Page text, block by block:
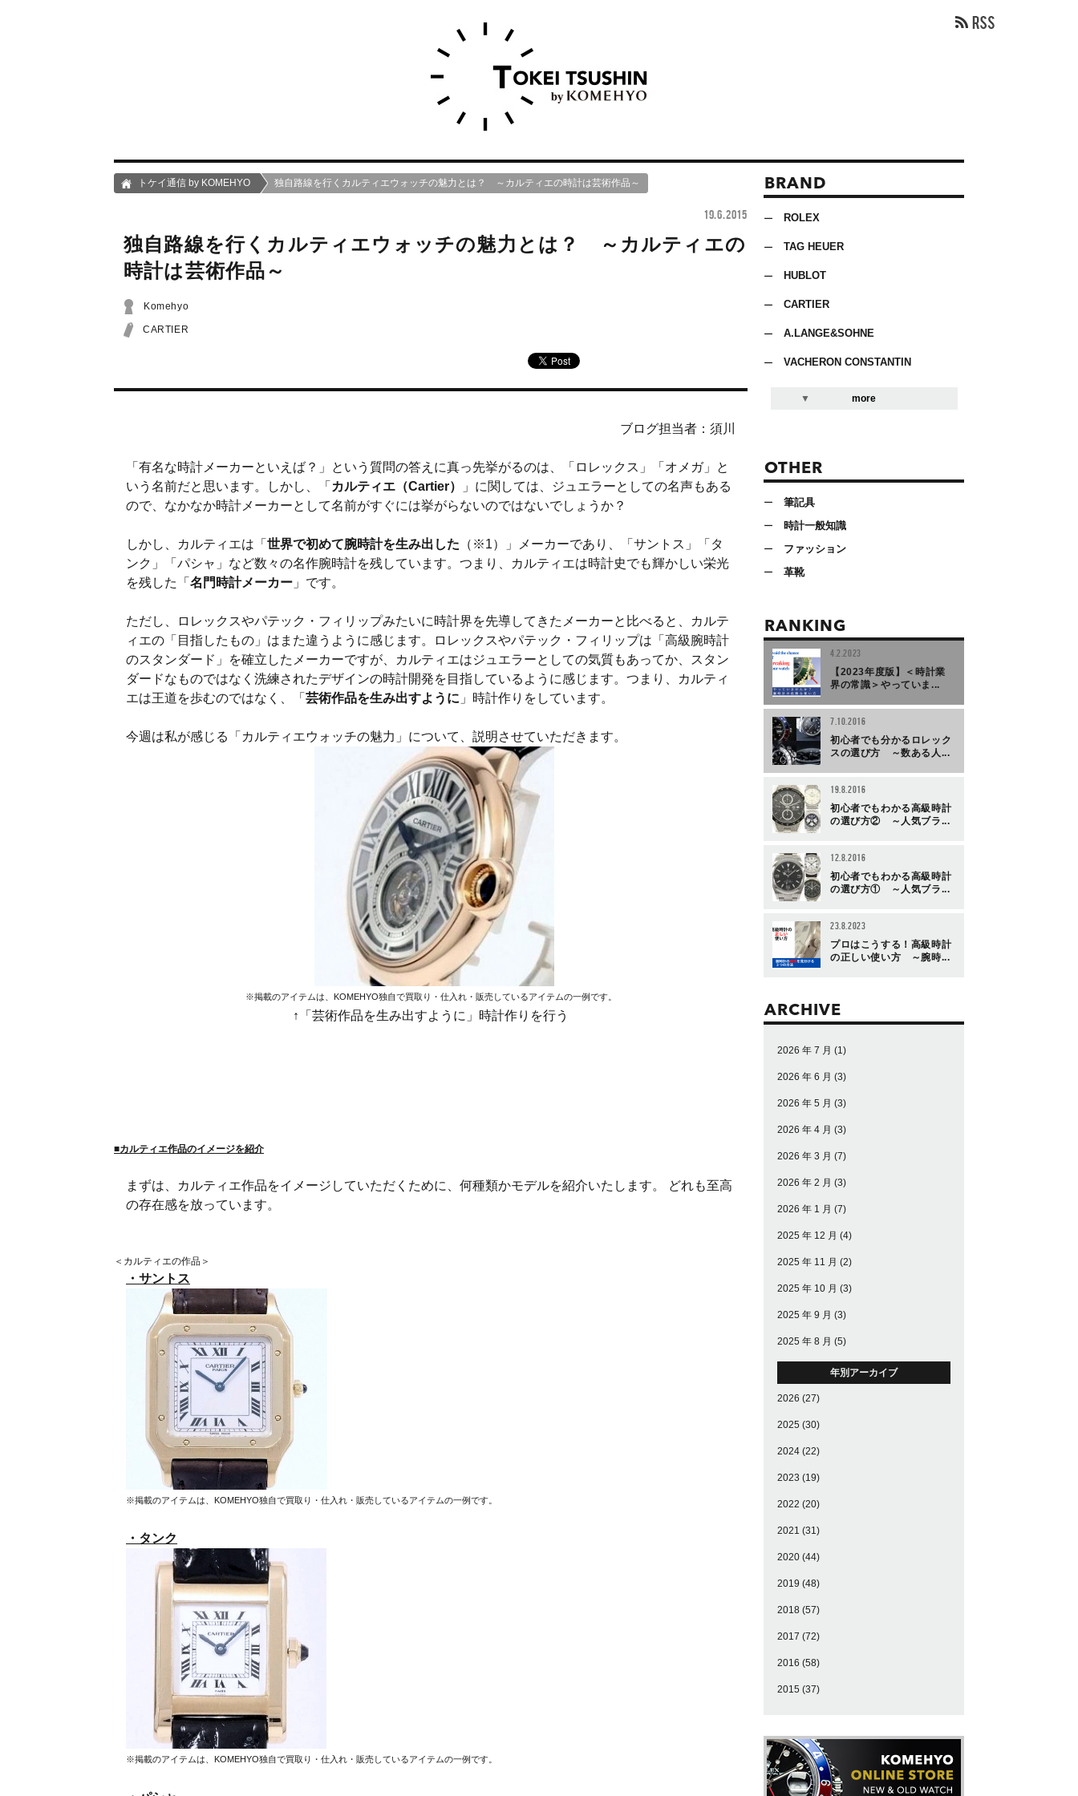
トケイ通信 by KOMEHYO 独自路線を行くカルティエウォッチの魅力とは？ ～カルティエの時計は芸術作品～
19.6.2015
独自路線を行くカルティエウォッチの魅力とは？ ～カルティエの
時計は芸術作品～
Komehyo
CARTIER
ブログ担当者：須川
「有名な時計メーカーといえば？」という質問の答えに真っ先挙がるのは、「ロレックス」「オメガ」と
いう名前だと思います。しかし、「 カルティエ（Cartier）
」に関しては、ジュエラーとしての名声もある
ので、なかなか時計メーカーとして名前がすぐには挙がらないのではないでしょうか？
しかし、カルティエは「 世界で初めて腕時計を生み出した （※1）」メーカーであり、「サントス」「タ
ンク」「パシャ」など数々の名作腕時計を残しています。つまり、カルティエは時計史でも輝かしい栄光
を残した「 名門時計メーカー 」です。
ただし、ロレックスやパテック・フィリップみたいに時計界を先導してきたメーカーと比べると、カルテ
ィエの「目指したもの」はまた違うように感じます。ロレックスやパテック・フィリップは「高級腕時計
のスタンダード」を確立したメーカーですが、カルティエはジュエラーとしての気質もあってか、スタン
ダードなものではなく洗練されたデザインの時計開発を目指しているように感じます。つまり、カルティ
エは王道を歩むのではなく、「 芸術作品を生み出すように 」時計作りをしています。
今週は私が感じる「カルティエウォッチの魅力」について、説明させていただきます。
※掲載のアイテムは、KOMEHYO独自で買取り・仕入れ・販売しているアイテムの一例です。
↑「芸術作品を生み出すように」時計作りを行う
■カルティエ作品のイメージを紹介
まずは、カルティエ作品をイメージしていただくために、何種類かモデルを紹介いたします。 どれも至高
の存在感を放っています。
＜カルティエの作品＞
・サントス
※掲載のアイテムは、KOMEHYO独自で買取り・仕入れ・販売しているアイテムの一例です。
・タンク
※掲載のアイテムは、KOMEHYO独自で買取り・仕入れ・販売しているアイテムの一例です。
BRAND
ROLEX
TAG HEUER
HUBLOT
CARTIER
A.LANGE&SOHNE
VACHERON CONSTANTIN
more
OTHER
筆記具
時計一般知識
ファッション
革靴
RANKING
4.2.2023
【2023年度版】＜時計業
界の常識＞やっていま...
7.10.2016
初心者でも分かるロレック
スの選び方 ～数ある人...
19.8.2016
初心者でもわかる高級時計
の選び方② ～人気ブラ...
12.8.2016
初心者でもわかる高級時計
の選び方① ～人気ブラ...
23.8.2023
プロはこうする！高級時計
の正しい使い方 ～腕時...
ARCHIVE
2026 年 7 月 (1)
2026 年 6 月 (3)
2026 年 5 月 (3)
2026 年 4 月 (3)
2026 年 3 月 (7)
2026 年 2 月 (3)
2026 年 1 月 (7)
2025 年 12 月 (4)
2025 年 11 月 (2)
2025 年 10 月 (3)
2025 年 9 月 (3)
2025 年 8 月 (5)
年別アーカイブ
2026 (27)
2025 (30)
2024 (22)
2023 (19)
2022 (20)
2021 (31)
2020 (44)
2019 (48)
2018 (57)
2017 (72)
2016 (58)
2015 (37)